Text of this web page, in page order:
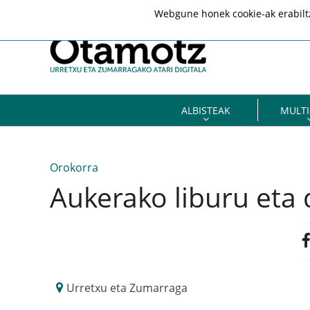
ALBISTEAK
Orokorra
Aukerako liburu eta
Urretxu eta Zumarraga
Webgune honek cookie-ak